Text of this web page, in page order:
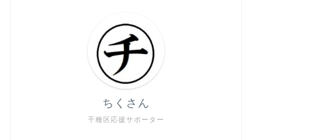
千種区応援サポーター
ちくさん